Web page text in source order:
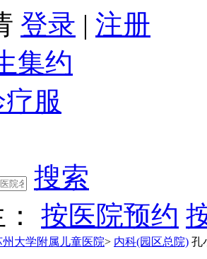
登录 | 注册
搜索
按医院预约
州大学附属儿童医院> 内科(园区总院) 孔